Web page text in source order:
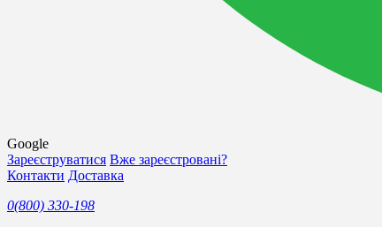
Google
Зареєструватися Вже зареєстровані?
Контакти Доставка
0(800) 330-198